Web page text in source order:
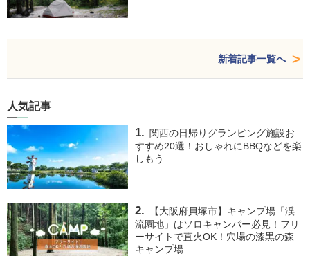
新着記事一覧へ
人気記事
関西の日帰りグランピング施設お
すすめ20選！おしゃれにBBQなどを楽
しもう
【大阪府貝塚市】キャンプ場「渓
流園地」はソロキャンパー必見！フリ
ーサイトで直火OK！穴場の漆黒の森
キャンプ場